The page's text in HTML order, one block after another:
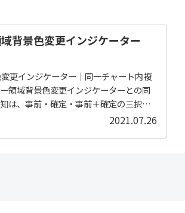
背景色変更インジケーター
更インジケーター｜同一チャート内複
領域背景色変更インジケーターとの同
は、事前・確定・事前＋確定の三択、
2021.07.26